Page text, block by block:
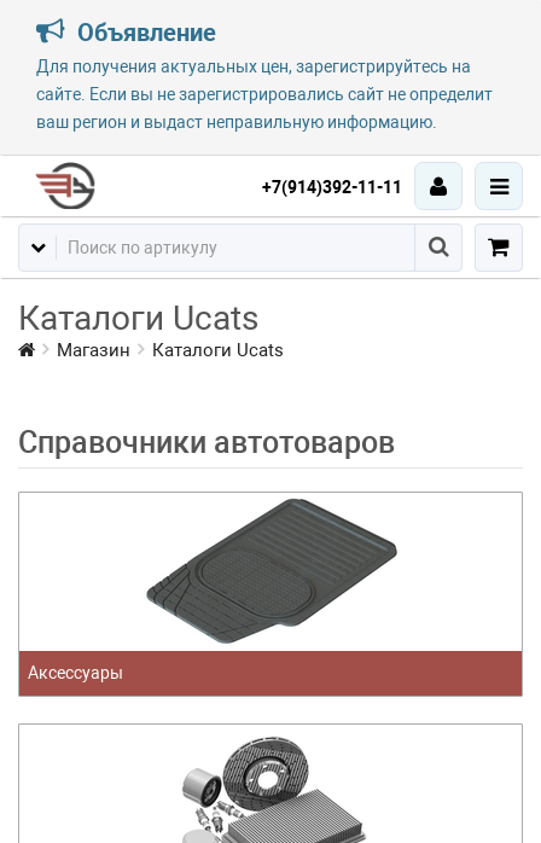
Объявление
Для получения актуальных цен, зарегистрируйтесь на
сайте. Если вы не зарегистрировались сайт не определит
ваш регион и выдаст неправильную информацию.
+7(914)392-11-11
Каталоги Ucats
Магазин Каталоги Ucats
Справочники автотоваров
Аксессуары